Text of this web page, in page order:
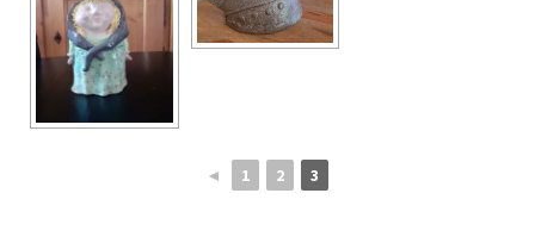
◄ 1 2 3